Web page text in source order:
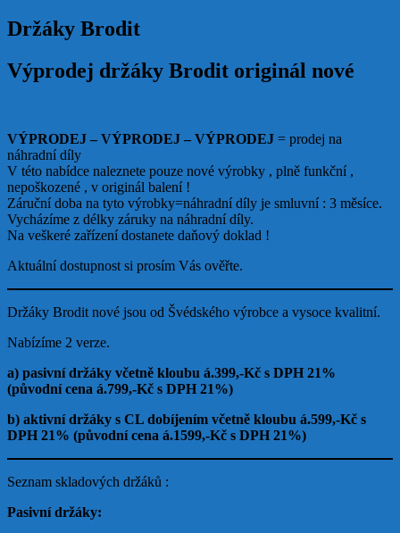
Držáky Brodit
Výprodej držáky Brodit originál nové
VÝPRODEJ – VÝPRODEJ – VÝPRODEJ = prodej na
náhradní díly
V této nabídce naleznete pouze nové výrobky , plně funkční ,
nepoškozené , v originál balení !
Záruční doba na tyto výrobky=náhradní díly je smluvní : 3 měsíce.
Vycházíme z délky záruky na náhradní díly.
Na veškeré zařízení dostanete daňový doklad !
Aktuální dostupnost si prosím Vás ověřte.
Držáky Brodit nové jsou od Švédského výrobce a vysoce kvalitní.
Nabízíme 2 verze.
a) pasivní držáky včetně kloubu á.399,-Kč s DPH 21%
(původní cena á.799,-Kč s DPH 21%)
b) aktivní držáky s CL dobíjením včetně kloubu á.599,-Kč s
DPH 21% (původní cena á.1599,-Kč s DPH 21%)
Seznam skladových držáků :
Pasivní držáky: